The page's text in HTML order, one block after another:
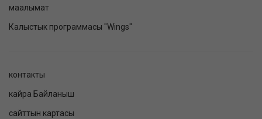
маалымат
Калыстык программасы "Wings"
контакты
кайра Байланыш
сайттын картасы